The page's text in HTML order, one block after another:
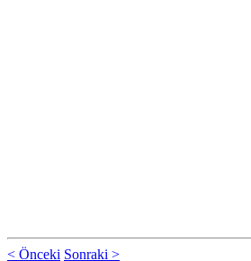
< Önceki Sonraki >